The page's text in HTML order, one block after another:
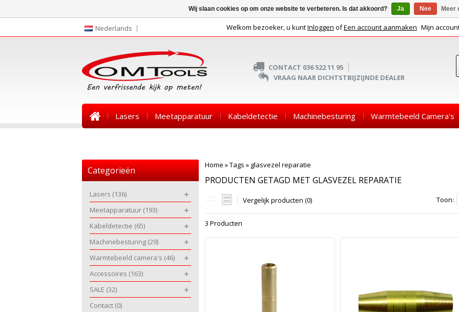
Nederlands Welkom bezoeker, u kuntInloggen ofEen account aanmaken Mijn
CONTACT 036 522 11 95
VRAAG NAAR DICHTSTBIJZIJNDE DEALER
Lasers Meetapparatuur Kabeldetectie Machinebesturing Warmtebeeld Camera's
Home »Tags » glasvezel reparatie
PRODUCTEN GETAGD MET GLASVEZEL REPARATIE
Vergelijk producten (0) Toon:
3 Producten
Categorieën
Lasers (136)
Meetapparatuur (193)
Kabeldetectie (65)
Machinebesturing (29)
Warmtebeeld camera's (46)
Accessoires (163)
SALE (32)
Contact (0)
Wij slaan cookies op om onze website te verbeteren. Is dat akkoord? Ja Nee Meer